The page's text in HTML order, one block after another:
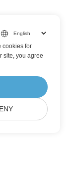
cookies for
site, you agree